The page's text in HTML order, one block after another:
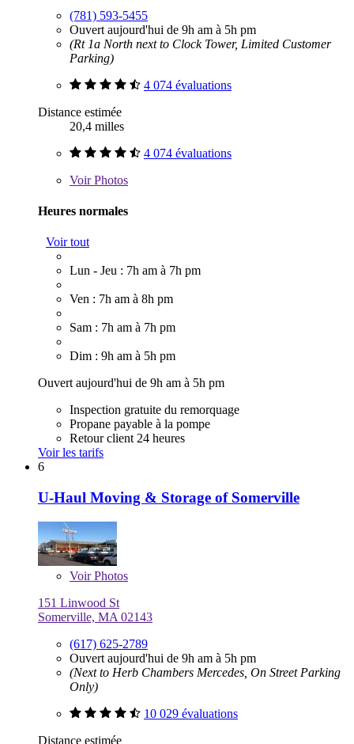
(781) 593-5455
Ouvert aujourd'hui de 9h am à 5h pm
(Rt 1a North next to Clock Tower, Limited Customer
Parking)
4 074 évaluations
Distance estimée
20,4 milles
4 074 évaluations
VoirPhotos
Heures normales
Voir tout
Lun - Jeu : 7h am à 7h pm
Ven : 7h am à 8h pm
Sam : 7h am à 7h pm
Dim : 9h am à 5h pm
Ouvert aujourd'hui de 9h am à 5h pm
Inspection gratuite du remorquage
Propane payable à la pompe
Retour client 24 heures
Voir les tarifs
6
U-Haul Moving & Storage of Somerville
VoirPhotos
151 Linwood St
Somerville, MA 02143
(617) 625-2789
Ouvert aujourd'hui de 9h am à 5h pm
(Next to Herb Chambers Mercedes, On Street Parking
Only)
10 029 évaluations
Distance estimée